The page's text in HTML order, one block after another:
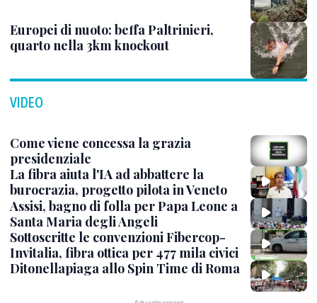
Europei di nuoto: beffa Paltrinieri,
quarto nella 3km knockout
VIDEO
Come viene concessa la grazia
presidenziale
La fibra aiuta l'IA ad abbattere la
burocrazia, progetto pilota in Veneto
Assisi, bagno di folla per Papa Leone a
Santa Maria degli Angeli
Sottoscritte le convenzioni Fibercop-
Invitalia, fibra ottica per 477 mila civici
Ditonellapiaga allo Spin Time di Roma